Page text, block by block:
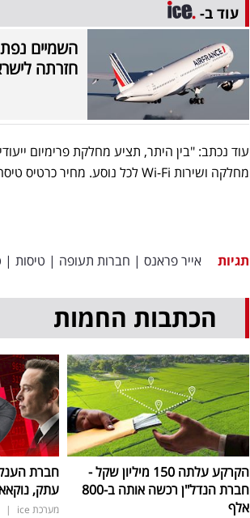
עוד ב-
השמיים
חזרתה
עוד נכתב: "בין היתר, תציע מחלקת פרימיום
מחלקה ושירות Wi-Fi לכל נוסע. מחיר כרטיס טיסה בתאריכים נבחרים בחודש מרץ לפריז החל מ-522 דולר".
תגיות אייר פראנס | חברות תעופה | טיסות |
הכתבות החמות
הקרקע עלתה 150 מיליון שקל -
חברת הנדל"ן רכשה אותה ב-800
אלף
חברת
עתק,
מערכת ice |